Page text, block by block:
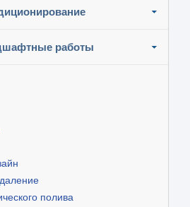
работы
полива